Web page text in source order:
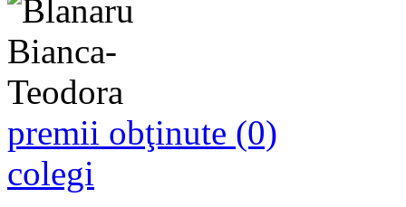
premii obţinute (0)
colegi